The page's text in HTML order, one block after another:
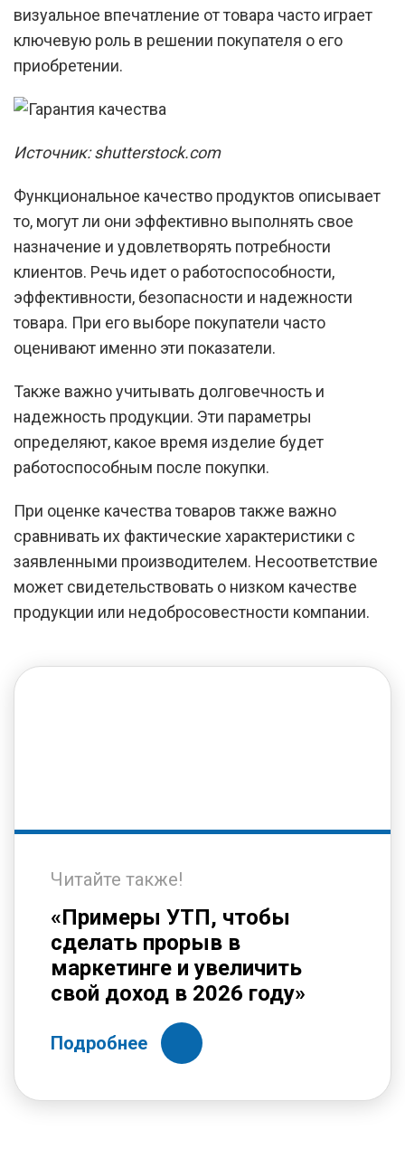
визуальное впечатление от товара часто играет
ключевую роль в решении покупателя о его
приобретении.
Источник: shutterstock.com
Функциональное качество продуктов описывает
то, могут ли они эффективно выполнять свое
назначение и удовлетворять потребности
клиентов. Речь идет о работоспособности,
эффективности, безопасности и надежности
товара. При его выборе покупатели часто
оценивают именно эти показатели.
Также важно учитывать долговечность и
надежность продукции. Эти параметры
определяют, какое время изделие будет
работоспособным после покупки.
При оценке качества товаров также важно
сравнивать их фактические характеристики с
заявленными производителем. Несоответствие
может свидетельствовать о низком качестве
продукции или недобросовестности компании.
Читайте также!
«Примеры УТП, чтобы
сделать прорыв в
маркетинге и увеличить
свой доход в 2026 году»
Подробнее